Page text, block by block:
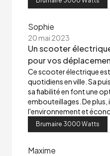
Sophie
20 mai 2023
Un scooter
pour vos
Ce scooter électrique
quotidiens en ville. Sa
sa fiabilité en font une
embouteillages. De plus,
l'environnement et
Brumaire 3000 Watts
Maxime